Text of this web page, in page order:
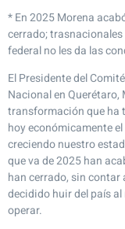
* En 2025 Morena
cerrado;
federal no les da las
El Presidente del
Nacional en
transformación que ha
hoy económicamente
creciendo nuestro
que va de 2025 han
han cerrado, sin
decidido huir del país
operar.